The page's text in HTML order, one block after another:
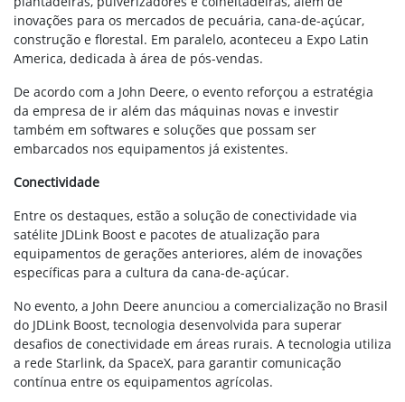
inovações para os mercados de pecuária, cana-de-açúcar,
construção e florestal. Em paralelo, aconteceu a Expo Latin
America, dedicada à área de pós-vendas.
De acordo com a John Deere, o evento reforçou a estratégia
da empresa de ir além das máquinas novas e investir
também em softwares e soluções que possam ser
embarcados nos equipamentos já existentes.
Conectividade
Entre os destaques, estão a solução de conectividade via
satélite JDLink Boost e pacotes de atualização para
equipamentos de gerações anteriores, além de inovações
específicas para a cultura da cana-de-açúcar.
No evento, a John Deere anunciou a comercialização no Brasil
do JDLink Boost, tecnologia desenvolvida para superar
desafios de conectividade em áreas rurais. A tecnologia utiliza
a rede Starlink, da SpaceX, para garantir comunicação
contínua entre os equipamentos agrícolas.